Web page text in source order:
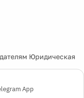
Юридическая
App